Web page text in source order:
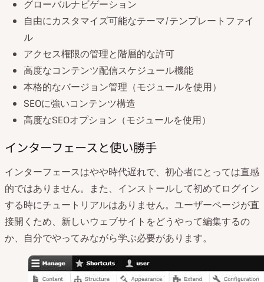
グローバルナビゲーション
自由にカスタマイズ可能なテーマ/テンプレートファイ
ル
アクセス権限の管理と階層的な許可
高度なコンテンツ配信スケジュール機能
本格的なバージョン管理（モジュールを使用）
SEOに強いコンテンツ構造
高度なSEOオプション（モジュールを使用）
インターフェースと使い勝手
インターフェースはやや時代遅れで、初心者にとっては直感
的ではありません。また、インストールして初めてログイン
する時にチュートリアルはありません。ユーザーページが直
接開くため、新しいウェブサイトをどうやって編集するの
か、自分でやってみながら学ぶ必要があります。